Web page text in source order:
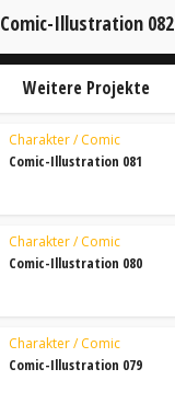
Comic-Illustration 082
Weitere Projekte
Charakter / Comic
Comic-Illustration 081
Charakter / Comic
Comic-Illustration 080
Charakter / Comic
Comic-Illustration 079